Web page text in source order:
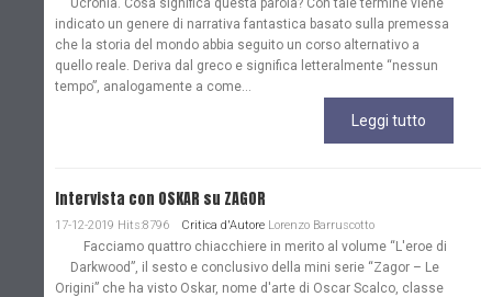
Ucronia. Cosa significa questa parola? Con tale termine viene
indicato un genere di narrativa fantastica basato sulla premessa
che la storia del mondo abbia seguito un corso alternativo a
quello reale. Deriva dal greco e significa letteralmente “nessun
tempo”, analogamente a come...
Leggi tutto
Intervista con OSKAR su ZAGOR
17-12-2019 Hits:8796 Critica d'Autore Lorenzo Barruscotto
Facciamo quattro chiacchiere in merito al volume “L'eroe di
Darkwood”, il sesto e conclusivo della mini serie “Zagor – Le
Origini” che ha visto Oskar, nome d'arte di Oscar Scalco, classe